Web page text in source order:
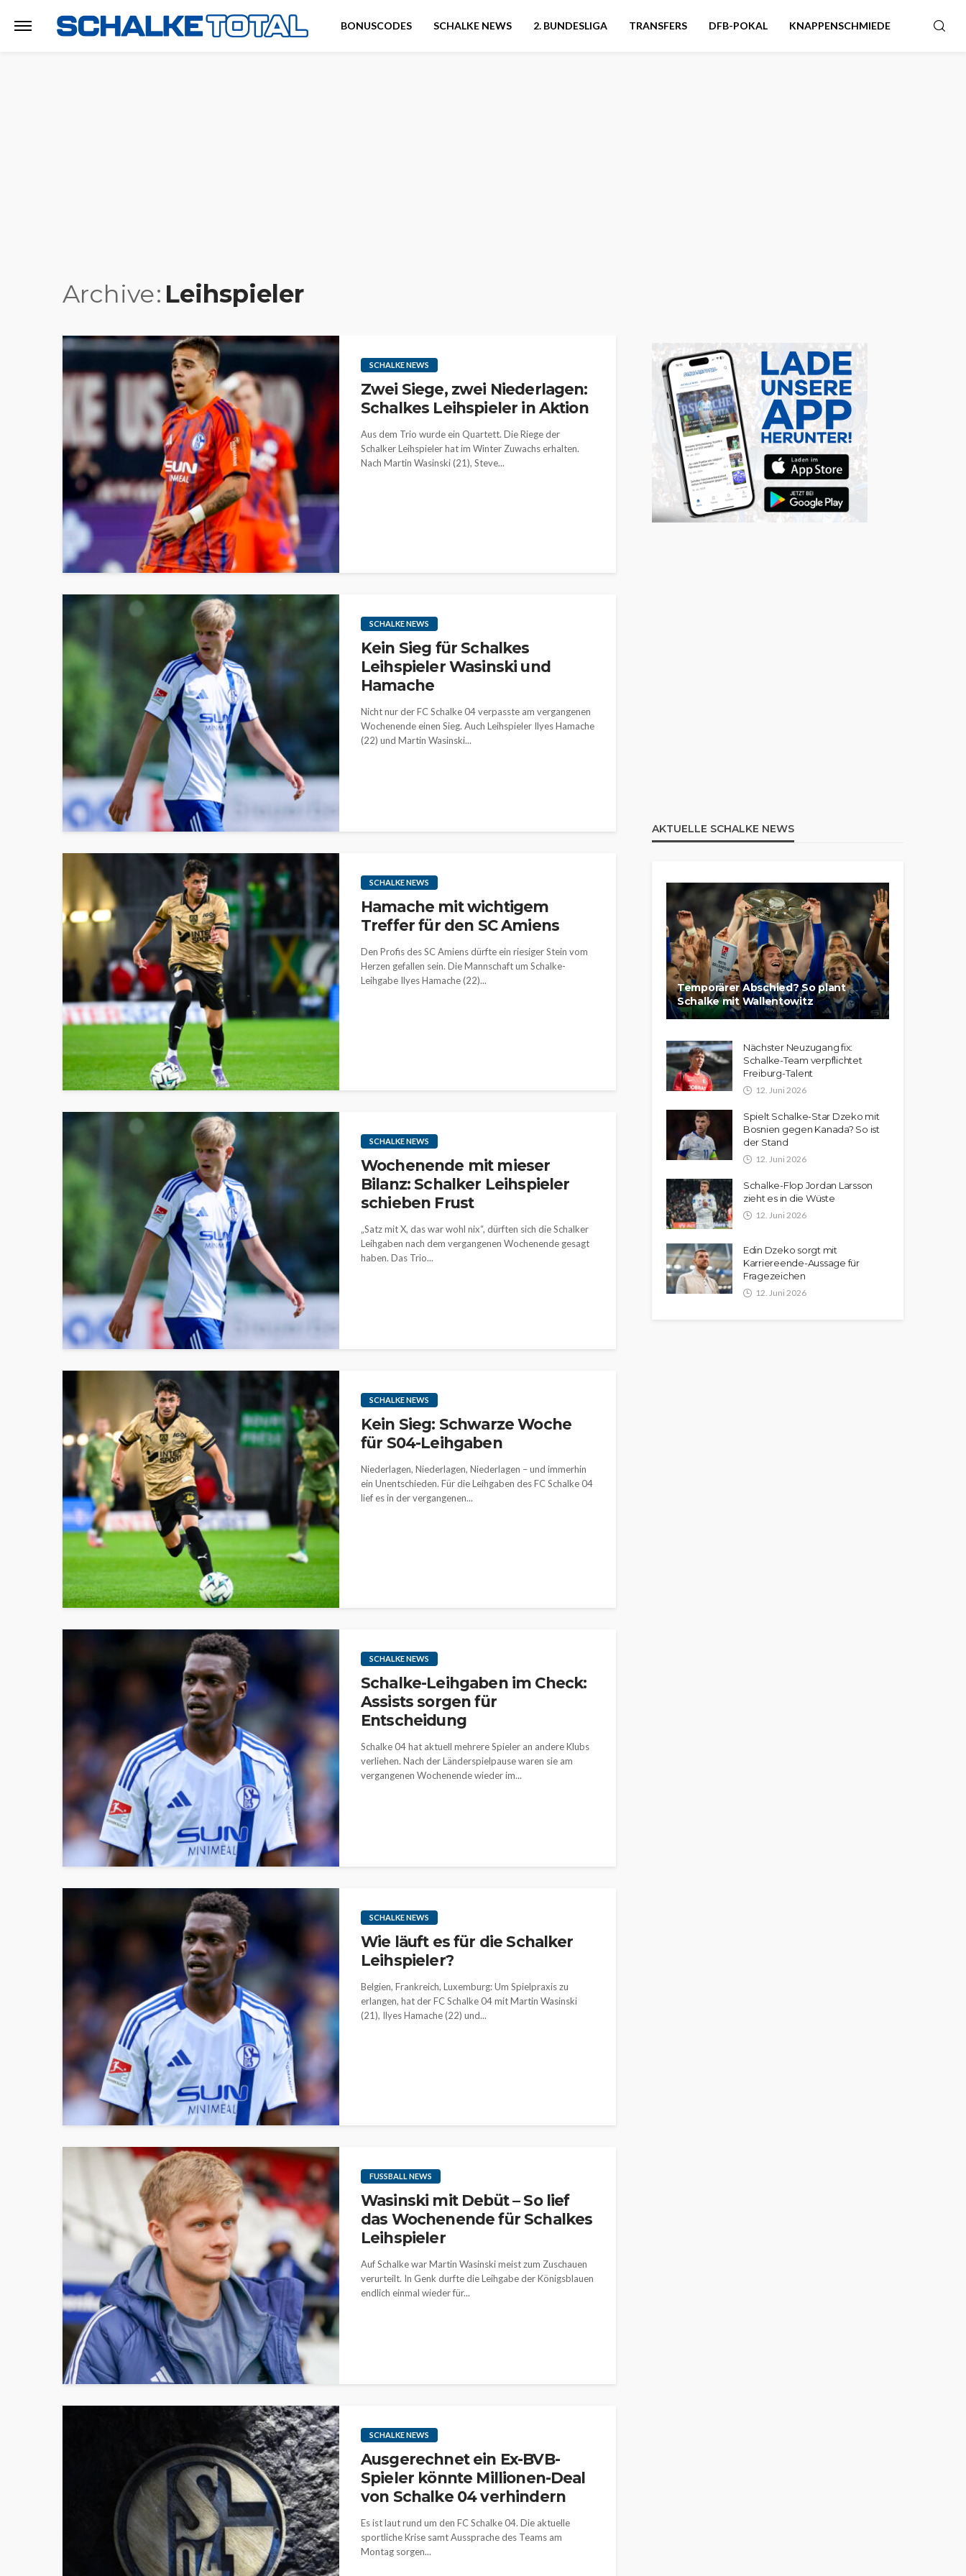
BONUSCODES SCHALKE NEWS 2. BUNDESLIGA TRANSFERS DFB-POKAL KNAPPENSCHMIEDE
Archive Leihspieler
SCHALKE NEWS
Zwei Siege, zwei Niederlagen:
Schalkes Leihspieler in Aktion
Aus dem Trio wurde ein Quartett. Die Riege der
Schalker Leihspieler hat im Winter Zuwachs erhalten.
Nach Martin Wasinski (21), Steve...
SCHALKE NEWS
Kein Sieg für Schalkes
Leihspieler Wasinski und
Hamache
Nicht nur der FC Schalke 04 verpasste am vergangenen
Wochenende einen Sieg. Auch Leihspieler Ilyes Hamache
(22) und Martin Wasinski...
SCHALKE NEWS
Hamache mit wichtigem
Treffer für den SC Amiens
Den Profis des SC Amiens dürfte ein riesiger Stein vom
Herzen gefallen sein. Die Mannschaft um Schalke-
Leihgabe Ilyes Hamache (22)...
SCHALKE NEWS
Wochenende mit mieser
Bilanz: Schalker Leihspieler
schieben Frust
„Satz mit X, das war wohl nix“, dürften sich die Schalker
Leihgaben nach dem vergangenen Wochenende gesagt
haben. Das Trio...
SCHALKE NEWS
Kein Sieg: Schwarze Woche
für S04-Leihgaben
Niederlagen, Niederlagen, Niederlagen – und immerhin
ein Unentschieden. Für die Leihgaben des FC Schalke 04
lief es in der vergangenen...
SCHALKE NEWS
Schalke-Leihgaben im Check:
Assists sorgen für
Entscheidung
Schalke 04 hat aktuell mehrere Spieler an andere Klubs
verliehen. Nach der Länderspielpause waren sie am
vergangenen Wochenende wieder im...
SCHALKE NEWS
Wie läuft es für die Schalker
Leihspieler?
Belgien, Frankreich, Luxemburg: Um Spielpraxis zu
erlangen, hat der FC Schalke 04 mit Martin Wasinski
(21), Ilyes Hamache (22) und...
FUSSBALL NEWS
Wasinski mit Debüt – So lief
das Wochenende für Schalkes
Leihspieler
Auf Schalke war Martin Wasinski meist zum Zuschauen
verurteilt. In Genk durfte die Leihgabe der Königsblauen
endlich einmal wieder für...
SCHALKE NEWS
Ausgerechnet ein Ex-BVB-
Spieler könnte Millionen-Deal
von Schalke 04 verhindern
Es ist laut rund um den FC Schalke 04. Die aktuelle
sportliche Krise samt Aussprache des Teams am
Montag sorgen...
AKTUELLE SCHALKE NEWS
Temporärer Abschied? So plant
Schalke mit Wallentowitz
Nächster Neuzugang fix:
Schalke-Team verpflichtet
Freiburg-Talent
12. Juni 2026
Spielt Schalke-Star Dzeko mit
Bosnien gegen Kanada? So ist
der Stand
12. Juni 2026
Schalke-Flop Jordan Larsson
zieht es in die Wüste
12. Juni 2026
Edin Dzeko sorgt mit
Karriereende-Aussage für
Fragezeichen
12. Juni 2026